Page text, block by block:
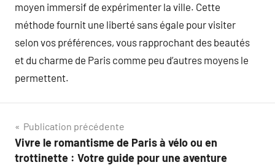
moyen immersif de expérimenter la ville. Cette
méthode fournit une liberté sans égale pour visiter
selon vos préférences, vous rapprochant des beautés
et du charme de Paris comme peu d’autres moyens le
permettent.
Navigation
de
Publication précédente
Vivre le romantisme de Paris à vélo ou en
trottinette : Votre guide pour une aventure